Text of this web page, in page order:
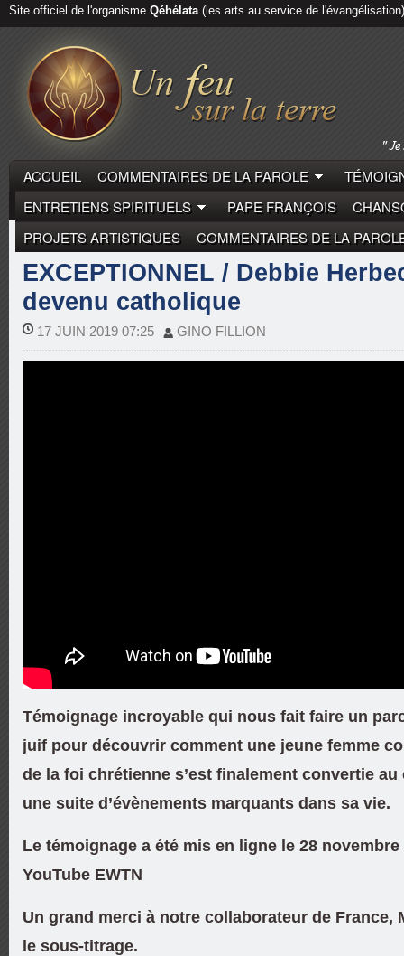
Site officiel de l'organisme Qéhélata(les arts au service de l'évangélisation)
ACCUEIL COMMENTAIRES DE LA PAROLE
ENTRETIENS SPIRITUELS
PAPE FRANÇOIS
PROJETS ARTISTIQUES
COMMENTAIRES DE LA
LAÏCS TÉMOIGNAGES DE VIE
EXCEPTIONNEL / Debbie
devenu catholique
17 JUIN 2019 07:25 GINO FILLION
Témoignage incroyable qui nous fait faire un
juif pour découvrir comment une jeune femme
de la foi chrétienne s’est finalement convertie
une suite d’évènements marquants dans sa vie.
Le témoignage a été mis en ligne le 28
YouTube EWTN
Un grand merci à notre collaborateur de France,
le sous-titrage.